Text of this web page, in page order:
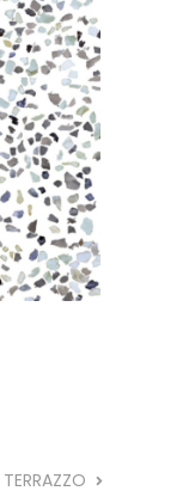
TERRAZZO